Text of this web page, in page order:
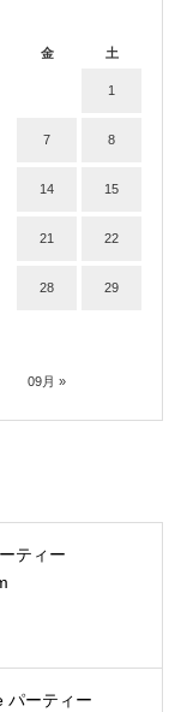
金 土
09月 »
1
7 8
14 15
21 22
28 29
ティー
パーティー